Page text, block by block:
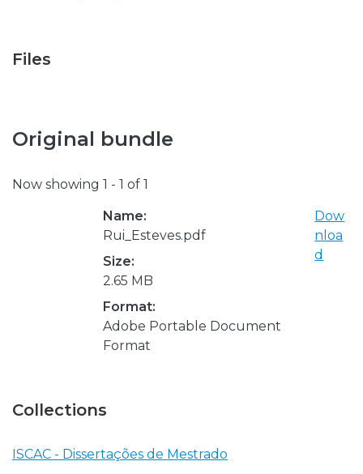
Files
Original bundle
Now showing 1 - 1 of 1
Name:
Rui_Esteves.pdf
Size:
2.65 MB
Format:
Adobe Portable Document
Format
Dow
nloa
d
Collections
ISCAC - Dissertações de Mestrado